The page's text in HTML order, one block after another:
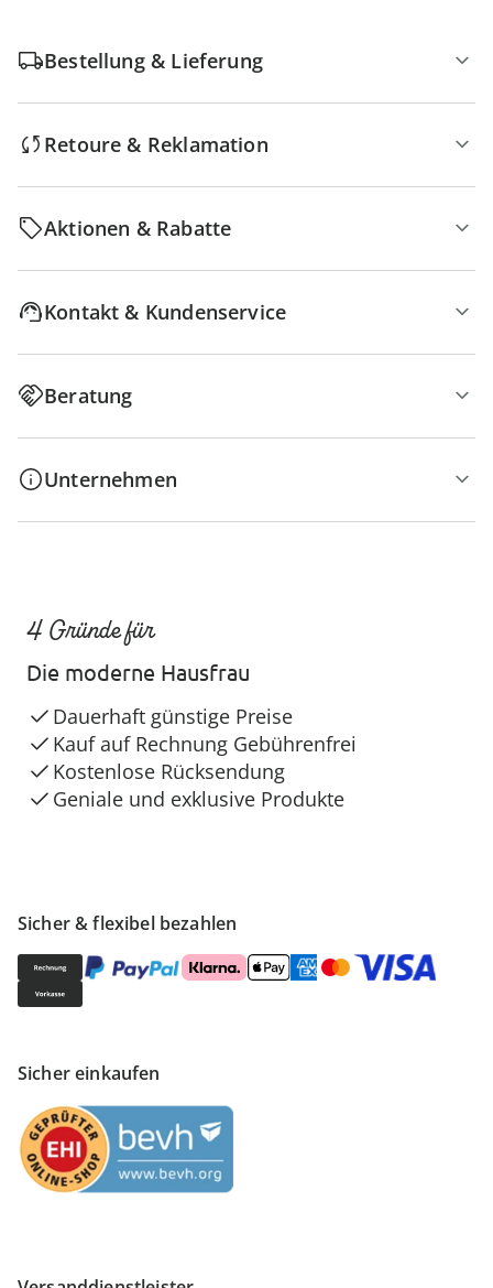
Bestellung & Lieferung
Retoure & Reklamation
Aktionen & Rabatte
Kontakt & Kundenservice
Beratung
Unternehmen
Sicher & flexibel bezahlen
Sicher einkaufen
4 Gründe für
Die moderne Hausfrau
Dauerhaft günstige Preise
Kauf auf Rechnung Gebührenfrei
Kostenlose Rücksendung
Geniale und exklusive Produkte